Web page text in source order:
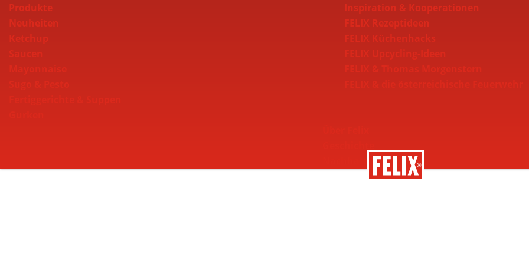
Produkte
Neuheiten
Ketchup
Saucen
Inspiration & Kooperationen
FELIX Rezeptideen
FELIX Küchenhacks
FELIX Upcycling-Ideen
Nachhaltigkeit